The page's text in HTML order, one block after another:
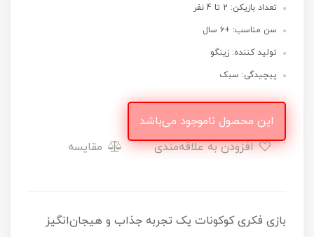
تعداد بازیکن: 2 تا 4 نفر
سن مناسب: +6 سال
تولید کننده: زینگو
پیچیدگی: سبک
این محصول ناموجود می‌باشد
افزودن به علاقه‌مندی
مقایسه
بازی فکری کوکونات یک تجربه جذاب و هیجان‌انگیز